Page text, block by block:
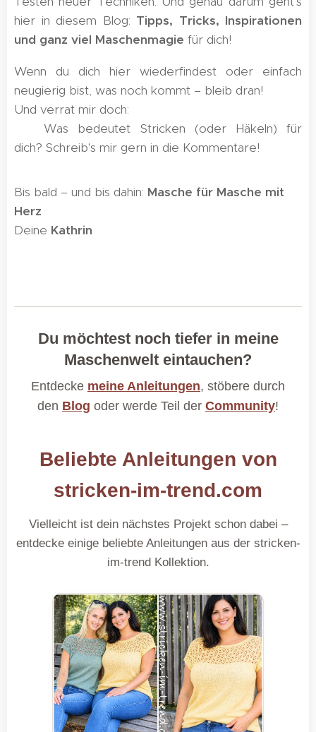
hier in diesem Blog: Tipps, Tricks, Inspirationen
und ganz viel Maschenmagie für dich!
Wenn du dich hier wiederfindest oder einfach
neugierig bist, was noch kommt – bleib dran!
Und verrat mir doch:
👉 Was bedeutet Stricken (oder Häkeln) für
dich? Schreib's mir gern in die Kommentare!
Bis bald – und bis dahin: Masche für Masche mit
Herz
Deine Kathrin
Du möchtest noch tiefer in meine
Maschenwelt eintauchen?
Entdecke meine Anleitungen, stöbere durch
den Blog oder werde Teil der Community!
Beliebte Anleitungen von
stricken-im-trend.com
Vielleicht ist dein nächstes Projekt schon dabei –
entdecke einige beliebte Anleitungen aus der stricken-
im-trend Kollektion.